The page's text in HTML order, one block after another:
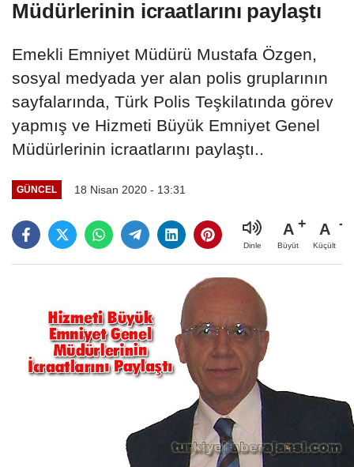
Müdürlerinin icraatlarını paylaştı
Emekli Emniyet Müdürü Mustafa Özgen,
sosyal medyada yer alan polis gruplarının
sayfalarında, Türk Polis Teşkilatında görev
yapmış ve Hizmeti Büyük Emniyet Genel
Müdürlerinin icraatlarını paylaştı..
GÜNCEL 18 Nisan 2020 - 13:31
Dinle
A
Büyüt
A
Küçült